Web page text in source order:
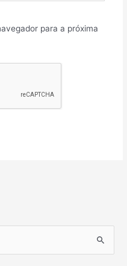
para a próxima